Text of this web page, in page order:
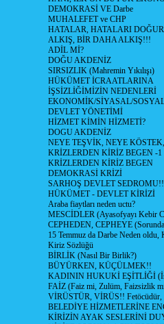
DEMOKRASİ VE Darbe
MUHALEFET ve CHP
HATALAR, HATALARI
ALKIŞ, BİR DAHA ALKIŞ!!!
ADİL Mİ?
DOĞU AKDENİZ
SIRSIZLIK (Mahremin Yıkılışı)
HÜKÜMET İCRAATLARINA
İŞSİZLİĞİMİZİN NEDENLERİ
EKONOMİK/SİYASAL/
DEVLET YÖNETİMİ
HİZMET KİMİN HİZMETİ?
DOGU AKDENİZ
NEYE TEŞVİK, NEYE
KRİZLERDEN KİRİZ BEGEN -1
KRİZLERDEN KİRİZ BEGEN
DEMOKRASİ KRİZİ
SARHOŞ DEVLET SEDROMU!!
HÜKÜMET - DEVLET KİRİZİ
Araba fiaytları neden uctu?
MESCİDLER (Ayasofyayı Kebir
CEPHEDEN, CEPHEYE
15 Temmuz da Darbe Neden oldu,
Kiriz Sözlüğü
BİRLİK (Nasıl Bir Birlik?)
BÜYÜRKEN, KÜÇÜLMEK!!
KADININ HUKUKİ EŞİTLİĞİ
FAİZ (Faiz mi, Zulüm, Faizsizlik
VİRÜSTÜR, VİRÜS!! Fetöcüdür,
BELEDİYE HİZMETLERİNE
KİRİZİN AYAK SESLERİNİ